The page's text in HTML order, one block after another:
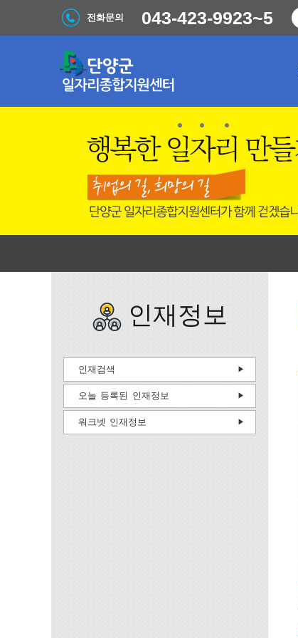
전화문의 043-423-9923~5
인재정보
인재검색
오늘 등록된 인재정보
워크넷 인재정보